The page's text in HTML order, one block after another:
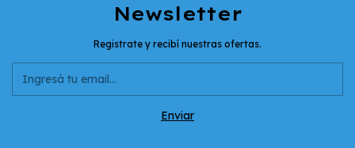
Newsletter
Registrate y recibí nuestras ofertas.